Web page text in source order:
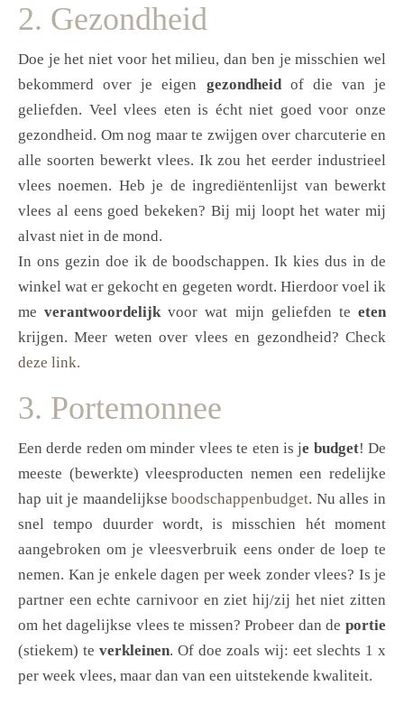
2. Gezondheid
Doe je het niet voor het milieu, dan ben je misschien wel
bekommerd over je eigen gezondheidof die van je
geliefden. Veel vlees eten is écht niet goed voor onze
gezondheid. Om nog maar te zwijgen over charcuterie en
alle soorten bewerkt vlees. Ik zou het eerder industrieel
vlees noemen. Heb je de ingrediëntenlijst van bewerkt
vlees al eens goed bekeken? Bij mij loopt het water mij
alvast niet in de mond.
In ons gezin doe ik de boodschappen. Ik kies dus in de
winkel wat er gekocht en gegeten wordt. Hierdoor voel ik
meverantwoordelijkvoor wat mijn geliefden teeten
krijgen. Meer weten over vlees en gezondheid? Check
deze link.
3. Portemonnee
Een derde reden om minder vlees te eten is je budget! De
meeste (bewerkte) vleesproducten nemen een redelijke
hap uit je maandelijkseboodschappenbudget. Nu alles in
snel tempo duurder wordt, is misschien hét moment
aangebroken om je vleesverbruik eens onder de loep te
nemen. Kan je enkele dagen per week zonder vlees? Is je
partner een echte carnivoor en ziet hij/zij het niet zitten
om het dagelijkse vlees te missen? Probeer dan de portie
(stiekem) te verkleinen. Of doe zoals wij: eet slechts 1 x
per week vlees, maar dan van een uitstekende kwaliteit.